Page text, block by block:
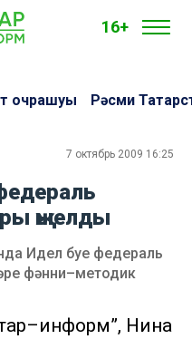
16+
очрашуы Рәсми
7 октябрь 2009 16:25
җыелды
Идел буе федераль
фәнни–методик
Нина